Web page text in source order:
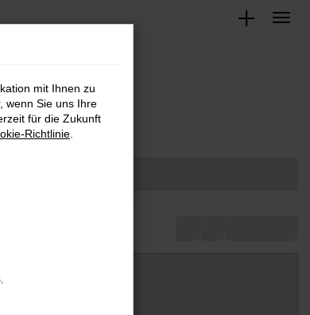
mit Ihnen zu
wenn Sie uns Ihre
für die Zukunft
Richtlinie